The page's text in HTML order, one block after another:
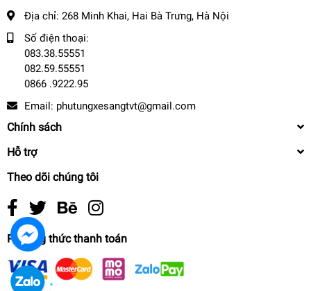
Địa chỉ: 268 Minh Khai, Hai Bà Trưng, Hà Nội
Số điện thoại:
083.38.55551
082.59.55551
0866 .9222.95
Email: phutungxesangtvt@gmail.com
Chính sách
Hỗ trợ
Theo dõi chúng tôi
Phương thức thanh toán